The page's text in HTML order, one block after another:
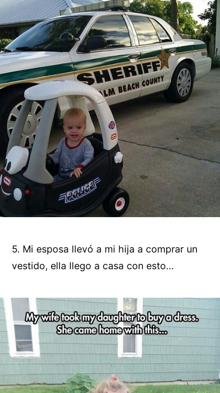
5. Mi esposa llevó a mi hija a comprar un
vestido, ella llego a casa con esto…